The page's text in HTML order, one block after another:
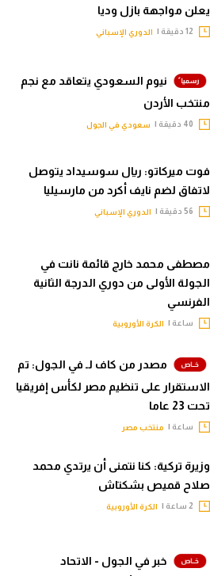
يعلن مواجهة بازل وديا
الدوري الإسباني
نيوم السعودي يتعاقد مع نجم
منتخب الأردن
سعودي في الجول
فوت ميركاتو: ريال سوسيداد يتوصل
لاتفاق لضم نايف أكرد من مارسيليا
الدوري الإسباني
مصطفى محمد خارج قائمة نانت في
الجولة الأولى من دوري الدرجة الثانية
الفرنسي
ساعة | الكرة الأوروبية
مصدر من كاف لـ في الجول: تم
الاستقرار على تنظيم مصر لكأس إفريقيا
تحت 23 عاما
ساعة | منتخب مصر
وزيرة تركية: كنا نتمنى أن يرتدي محمد
صلاح قميص بشكتاش
الكرة الأوروبية
خبر في الجول - الاتحاد